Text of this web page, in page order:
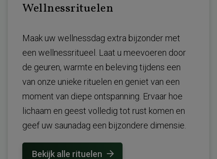
Wellnessrituelen
Maak uw wellnessdag extra bijzonder met
een wellnessritueel. Laat u meevoeren door
de geuren, warmte en beleving tijdens een
van onze unieke rituelen en geniet van een
moment van diepe ontspanning. Ervaar hoe
lichaam en geest volledig tot rust komen en
geef uw saunadag een bijzondere dimensie.
Bekijk alle rituelen